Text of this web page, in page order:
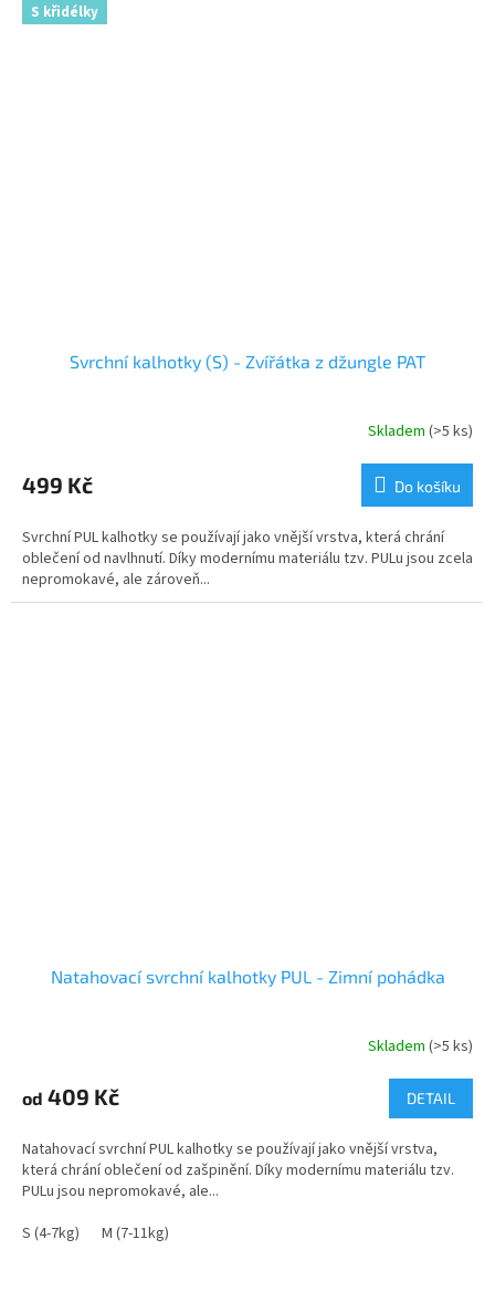
S křidélky
Svrchní kalhotky (S) - Zvířátka z džungle PAT
Skladem (>5 ks)
499 Kč Do košíku
Svrchní PUL kalhotky se používají jako vnější vrstva, která chrání
oblečení od navlhnutí. Díky modernímu materiálu tzv. PULu jsou zcela
nepromokavé, ale zároveň...
Natahovací svrchní kalhotky PUL - Zimní pohádka
Skladem (>5 ks)
od 409 Kč DETAIL
Natahovací svrchní PUL kalhotky se používají jako vnější vrstva,
která chrání oblečení od zašpinění. Díky modernímu materiálu tzv.
PULu jsou nepromokavé, ale...
S (4-7kg)
M (7-11kg)